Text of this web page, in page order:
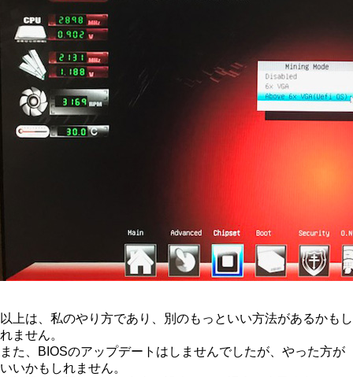
以上は、私のやり方であり、別のもっといい方法があるかもし
れません。
また、BIOSのアップデートはしませんでしたが、やった方が
いいかもしれません。